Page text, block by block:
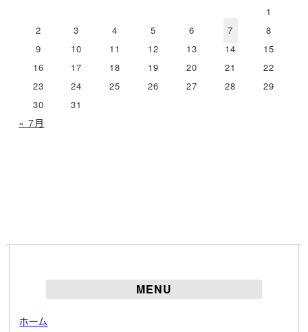
1
2
3 4 5 6 7
8
9
10 11 12 13 14
15
16
17 18 19 20 21
22
23
24 25 26 27 28
29
30
31
« 7月
MENU
ホーム